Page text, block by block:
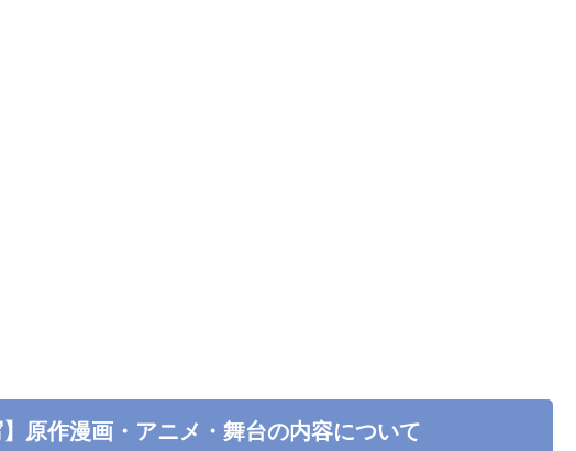
原作漫画・アニメ・舞台の内容について